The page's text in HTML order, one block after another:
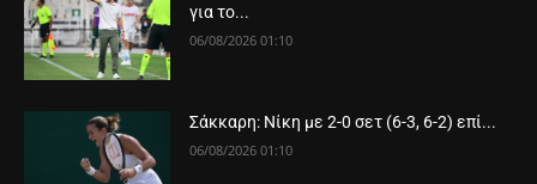
για το...
06/08/2026 01:10
Σάκκαρη: Νίκη με 2-0 σετ (6-3, 6-2) επί...
06/08/2026 01:10